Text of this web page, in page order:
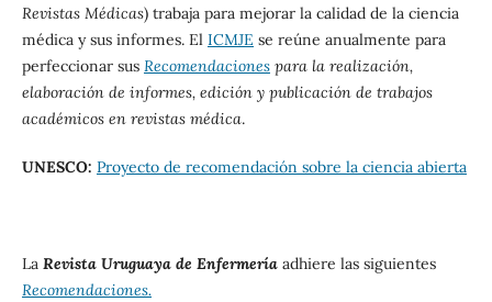
Revistas Médicas) trabaja para mejorar la calidad de la ciencia
médica y sus informes. El ICMJE se reúne anualmente para
perfeccionar sus Recomendacionespara la realización,
elaboración de informes, edición y publicación de trabajos
académicos en revistas médica.
UNESCO: Proyecto de recomendación sobre la ciencia abierta
La Revista Uruguaya de Enfermeríaadhiere las siguientes
Recomendaciones.